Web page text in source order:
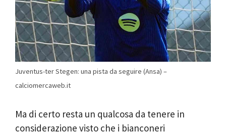
Juventus-ter Stegen: una pista da seguire (Ansa) –
calciomercaweb.it
Ma di certo resta un qualcosa da tenere in
considerazione visto che i bianconeri